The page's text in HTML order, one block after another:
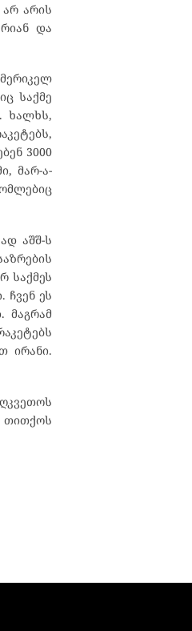
არის
და
საქმე
ხალხს,
3000
მარ-ა-
აშშ-ს
საქმეს
ეს
მაგრამ
ირანი.
თითქოს